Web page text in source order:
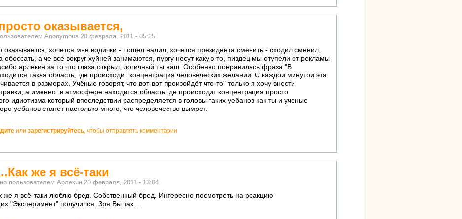
оказывается,
Anonymous 20 февраля, 2011 - 05:25
оказывается, хочется мне водички - пошел налил, хочется президента сменить - сходил сменил,
обоссать, а че все вокруг хуйней занимаются, пургу несут какую то, пиздец мы отупели от рекламы
арлекин за то что глаза открыл, логичный ты наш. Особенно понравилась фраза "В
такая область, где происходит концентрация человеческих желаний. С каждой минутой эта
в размерах. Учёные говорят, что вот-вот произойдёт что-то" только я хочу внести
а именно: в атмосфере находится область где происходит концентрация просто
идиотизма который впоследствии распределяется в головы таких уебанов как ты и ученые
уебанов станет настолько много, что человечество вымрет.
или зарегистрируйтесь, чтобы отправлять комментарии
же я всё-таки
пользователем Арлекин 20 февраля, 2011 - 13:04
же я всё-таки люблю бред. Собственный бред. Интересно посмотреть на реакцию
получился. Зря Вы так...